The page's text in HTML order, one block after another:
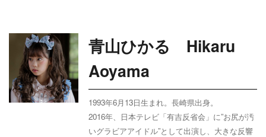
青山ひかる Hikaru
Aoyama
1993年6月13日生まれ。長崎県出身。
2016年、日本テレビ「有吉反省会」に”お尻が汚
いグラビアアイドル”として出演し、大きな反響